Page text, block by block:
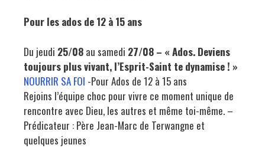
Pour les ados de 12 à 15 ans
Du jeudi 25/08 au samedi 27/08 – « Ados. Deviens
toujours plus vivant, l’Esprit-Saint te dynamise ! »
NOURRIR SA FOI -Pour Ados de 12 à 15 ans
Rejoins l’équipe choc pour vivre ce moment unique de
rencontre avec Dieu, les autres et même toi-même. –
Prédicateur : Père Jean-Marc de Terwangne et
quelques jeunes